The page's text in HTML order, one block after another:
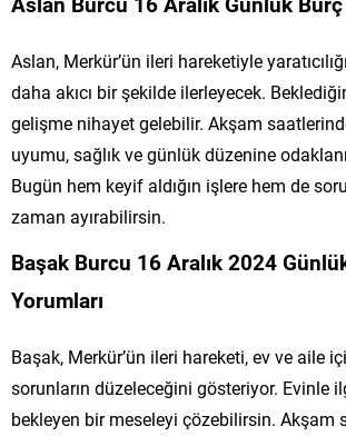
Aslan, Merkür’ün ileri hareketiyle
daha akıcı bir şekilde ilerleyecek.
gelişme nihayet gelebilir. Akşam
uyumu, sağlık ve günlük düzenine
Bugün hem keyif aldığın işlere hem de
zaman ayırabilirsin.
Başak Burcu 16 Aralık 2024
Yorumları
Başak, Merkür’ün ileri hareketi, ev ve aile
sorunların düzeleceğini gösteriyor. Evinle
bekleyen bir meseleyi çözebilirsin. Akşam